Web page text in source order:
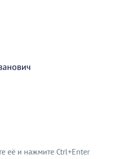
её и нажмите Ctrl+Enter